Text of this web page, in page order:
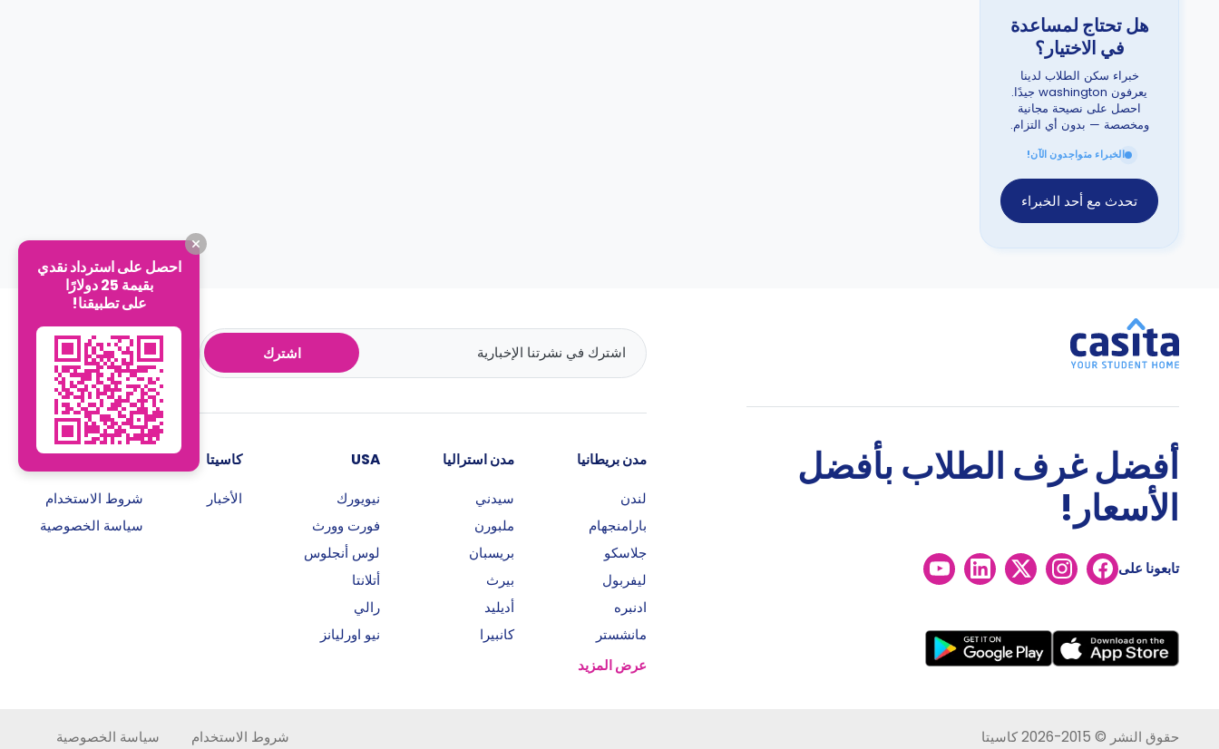
هل تحتاج لمساعدة
في الاختيار؟
خبراء سكن الطلاب لدينا
يعرفون washington جيدًا.
احصل على نصيحة مجانية
ومخصصة — بدون أي التزام.
الخبراء متواجدون الآن!
تحدث مع أحد الخبراء
اشترك
أفضل غرف الطلاب بأفضل
الأسعار!
تابعونا على
مدن بريطانيا
لندن
بارامنجهام
جلاسكو
ليفربول
ادنبره
مانشستر
عرض المزيد
مدن استراليا
سيدني
ملبورن
بريسبان
بيرث
أديليد
كانبيرا
USA
نيويورك
فورت وورث
لوس أنجلوس
أتلانتا
رالي
نيو اورليانز
كاسيتا
الأخبار
روابط هامة
شروط الاستخدام
سياسة الخصوصية
حقوق النشر © 2015-2026 كاسيتا شروط الاستخدام سياسة الخصوصية
احصل على استرداد نقدي
بقيمة 25 دولارًا
على تطبيقنا!